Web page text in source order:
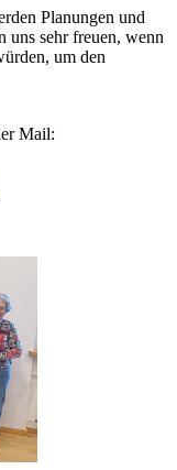
Planungen und
uns sehr freuen, wenn
um den
Mail: